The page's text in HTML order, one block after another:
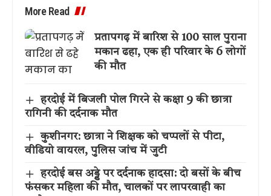
More Read
प्रतापगढ़ में बारिश से 100 साल पुराना
मकान ढहा, एक ही परिवार के 6 लोगों
की मौत
हरदोई में बिजली पोल गिरने से कक्षा 9 की छात्रा
रागिनी की दर्दनाक मौत
कुशीनगर: छात्रा ने शिक्षक को चप्पलों से पीटा,
वीडियो वायरल, पुलिस जांच में जुटी
हरदोई बस अड्डे पर दर्दनाक हादसा: दो बसों के बीच
फंसकर महिला की मौत, चालकों पर लापरवाही का